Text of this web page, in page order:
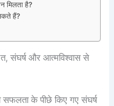
मिलता है?
हैं?
संघर्ष और आत्मविश्वास से
सफलता के पीछे किए गए संघर्ष